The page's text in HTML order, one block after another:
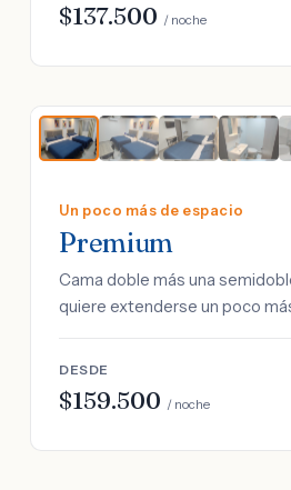
$137.500 / noche
Un poco más de espacio
Premium
Cama doble más una
quiere extenderse un poco
DESDE
$159.500 / noche